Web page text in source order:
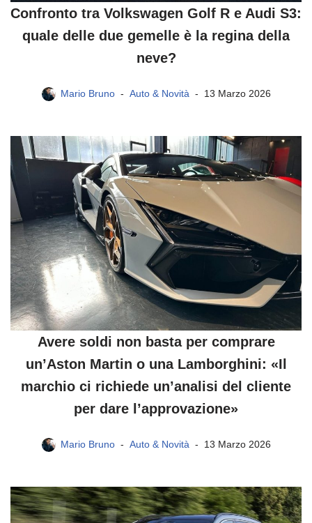
Confronto tra Volkswagen Golf R e Audi S3:
quale delle due gemelle è la regina della
neve?
Mario Bruno Auto & Novità 13 Marzo 2026
Avere soldi non basta per comprare
un’Aston Martin o una Lamborghini: «Il
marchio ci richiede un’analisi del cliente
per dare l’approvazione»
Mario Bruno Auto & Novità 13 Marzo 2026